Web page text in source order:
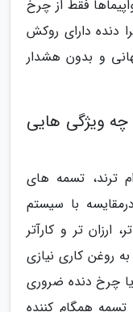
فقط از چرخ
دنده دارای روکش
و بدون هشدار
ویژگی هایی
ترند، تسمه های
با سیستم
ارزان تر و کارآتر
روغن کاری نیازی
یا چرخ دنده ضروری
همگام کننده